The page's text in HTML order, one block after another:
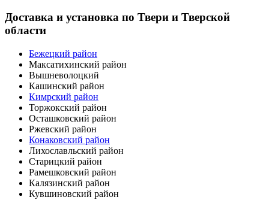
Доставка и установка по Твери и Тверской
области
Бежецкий район
Максатихинский район
Вышневолоцкий
Кашинский район
Кимрский район
Торжокский район
Осташковский район
Ржевский район
Конаковский район
Лихославльский район
Старицкий район
Рамешковский район
Калязинский район
Кувшиновский район